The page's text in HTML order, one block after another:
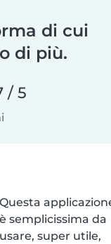
di cui
di più.
/ 5
Questa
è semplicissima da
usare, super utile,